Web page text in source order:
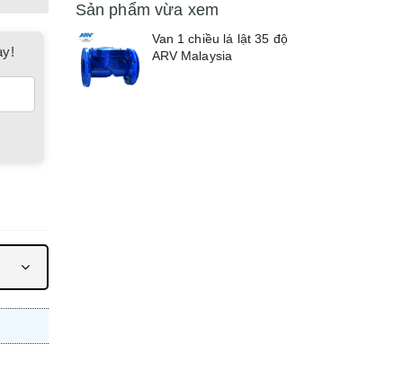
Sản phẩm vừa xem
Van 1 chiều lá lật 35 độ
ARV Malaysia